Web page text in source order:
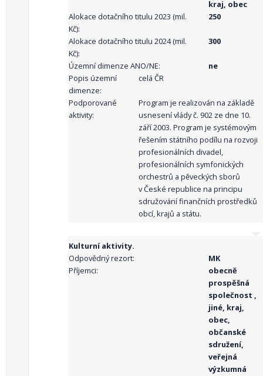
kraj, obec
Alokace dotačního titulu 2023 (mil.
Kč):
250
Alokace dotačního titulu 2024 (mil.
Kč):
300
Územní dimenze ANO/NE:
ne
Popis územní
dimenze:
celá ČR
Podporované
aktivity:
Program je realizován na základě
usnesení vlády č. 902 ze dne 10.
září 2003. Program je systémovým
řešením státního podílu na rozvoji
profesionálních divadel,
profesionálních symfonických
orchestrů a pěveckých sborů
v České republice na principu
sdružování finančních prostředků
obcí, krajů a státu.
Kulturní aktivity.
Odpovědný rezort:
MK
Příjemci:
obecně
prospěšná
společnost ,
jiné, kraj,
obec,
občanské
sdružení,
veřejná
výzkumná